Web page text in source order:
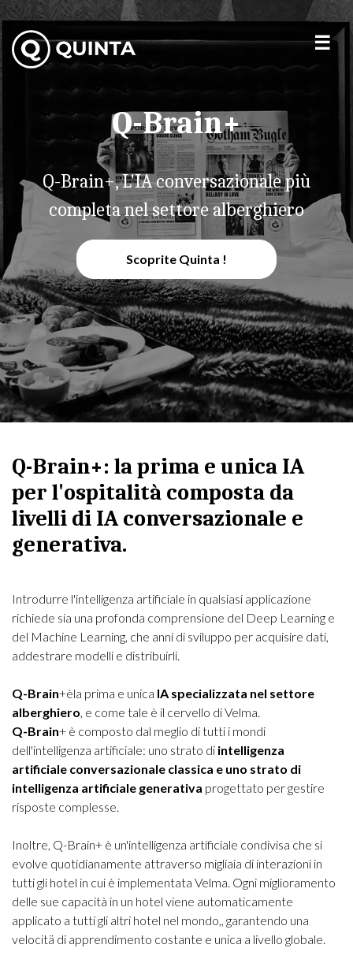
Q-Brain+
Q-Brain+, L'IA conversazionale più
completa nel settore alberghiero
Scoprite Quinta !
Q-Brain+: la prima e unica IA
per l'ospitalità composta da
livelli di IA conversazionale e
generativa.
Introdurre l'intelligenza artificiale in qualsiasi applicazione
richiede sia una profonda comprensione del Deep Learning e
del Machine Learning, che anni di sviluppo per acquisire dati,
addestrare modelli e distribuirli.
Q-Brain+èla prima e unica IA specializzata nel settore
alberghiero, e come tale è il cervello di Velma.
Q-Brain+ è composto dal meglio di tutti i mondi
dell'intelligenza artificiale: uno strato di intelligenza
artificiale conversazionale classica e uno strato di
intelligenza artificiale generativa progettato per gestire
risposte complesse.
Inoltre, Q-Brain+ è un'intelligenza artificiale condivisa che si
evolve quotidianamente attraverso migliaia di interazioni in
tutti gli hotel in cui è implementata Velma. Ogni miglioramento
delle sue capacità in un hotel viene automaticamente
applicato a tutti gli altri hotel nel mondo,, garantendo una
velocitä di apprendimento costante e unica a livello globale.